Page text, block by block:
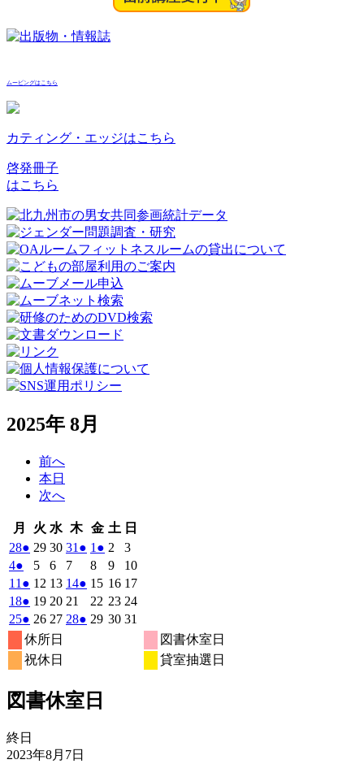
ムービングはこちら
カティング・エッジはこちら
啓発冊子
はこちら
2025年 8月
前へ
本日
次へ
月
月
曜
日
火 火
曜
日
水 水
曜
日
木木
曜
日
金金
曜
日
土 土
曜
日
日
日
282025
年
7
月
28
日
● (1
件
の
イ
ベ
ン
ト)
292025
年
7
月
29
日
302025
年
7
月
30
日
31 2025
7
月
31
日
● (1
件
の
イ
ベ
1 2025
年
8
月
1
日
● (1
件
の
イ
ベ
2 2025
年
8
月
2
日
32025
年
8
月
3
日
42025
年
8
月
4
日
●
件
の
イ
ベ
ン
ト)
52025
年
8
月
5
日
62025
年
8
月
6
日
72025
年
8
月
7
82025
年
8
月
8
92025
年
8
月
9
102025
年
10
11 2025
年
8
月
11
日
● (1
件
の
イ
ベ
ン
12 2025
年
8
12
日
132025
年
8
月
142025
8
月
● (1
件
の
152025
年
8
162025
年
8
172025
月
182025
年
8
月
18
● (1
件
の
イ
ベ
ト)
192025
年
8
月
19
202025
年
21
2025
年
22 2025
年
232025
年
242025
月
252025
年
8
月
日
● (1
件
の
イ
ン
262025
年
8
月
日
272025
日
282025
日
● (1
ン
292025
302025
31
年
休所日
図書休室日
祝休日
貸室抽選日
図書休室日
図
書
終日
2023年8月7日